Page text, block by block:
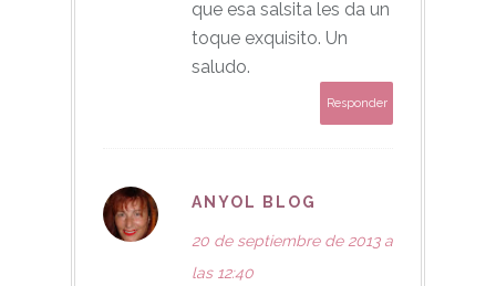
que esa salsita les da un
toque exquisito. Un
saludo.
Responder
ANYOL BLOG
20 de septiembre de 2013 a
las 12:40